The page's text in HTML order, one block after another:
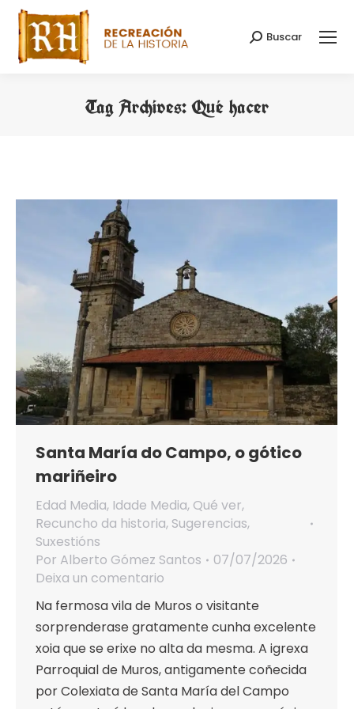
Search:
Buscar
Tag Archives:Qué hacer
Santa María do Campo, o gótico
mariñeiro
Edad Media, Idade Media, Qué ver,
Recuncho da historia, Sugerencias,
Suxestións
Por Alberto Gómez Santos
07/07/2026
Deixa un comentario
Na fermosa vila de Muros o visitante
sorprenderase gratamente cunha excelente
xoia que se erixe no alta da mesma. A igrexa
Parroquial de Muros, antigamente coñecida
por Colexiata de Santa María del Campo